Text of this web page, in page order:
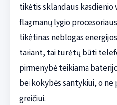
tikėtis sklandaus kasdienio
flagmanų lygio
tikėtinas neblogas
tariant, tai turėtų būti
pirmenybė teikiama
bei kokybės santykiui, o ne
greičiui.